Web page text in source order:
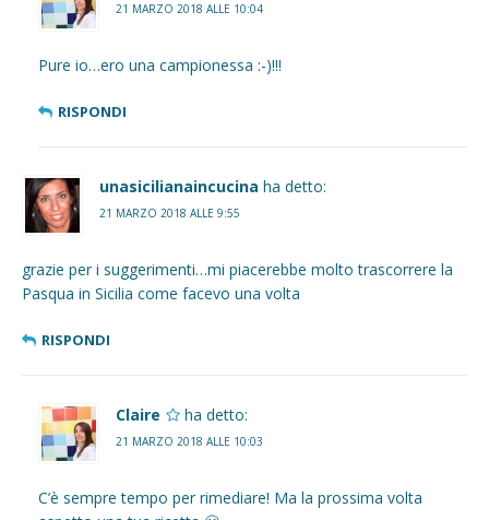
21 MARZO 2018 ALLE 10:04
Pure io…ero una campionessa :-)!!!
RISPONDI
unasicilianaincucina ha detto:
21 MARZO 2018 ALLE 9:55
grazie per i suggerimenti…mi piacerebbe molto trascorrere la
Pasqua in Sicilia come facevo una volta
RISPONDI
Claire ha detto:
21 MARZO 2018 ALLE 10:03
C’è sempre tempo per rimediare! Ma la prossima volta